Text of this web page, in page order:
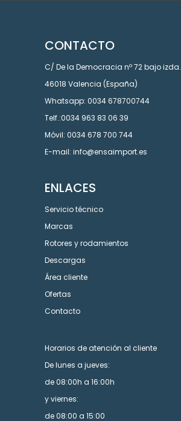
CONTACTO
C/ De la Democracia nº 72 bajo izda.
46018 Valencia (España)
Whatsapp: 0034 678700744
Telf.:0034 963 83 06 39
Móvil: 0034 678 700 744
E-mail: info@ensaimport.es
ENLACES
Servicio técnico
Marcas
Rotores y rodamientos
Descargas
Área cliente
Ofertas
Contacto
Horarios de atención al cliente
De lunes a jueves:
de 08:00h a 16:00h
y viernes:
de 08:00 a 15:00